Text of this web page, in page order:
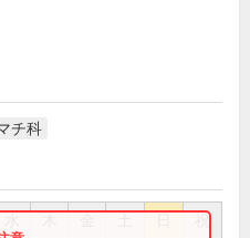
チ科
祝